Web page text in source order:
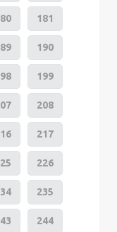
181
190
199
208
217
226
235
244